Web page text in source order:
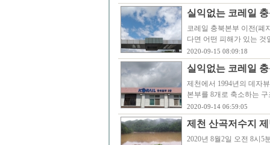
실익없는 코레일
코레일 충북본부 이전(폐
다면 어떤 피해가 있는
2020-09-15 08:09:18
실익없는 코레일
제천에서 1994년의 데자
본부를 8개로 축소하는
2020-09-14 06:59:05
제천 산곡저수지
2020년 8월2일 오전 8시5